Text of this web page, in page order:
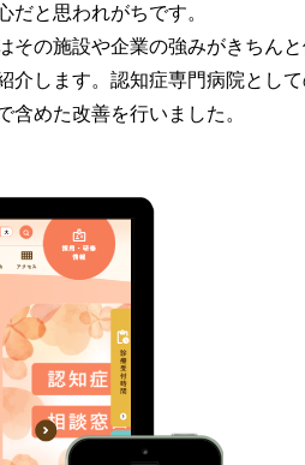
と思われがちです。
の施設や企業の強みがきちん
介します。認知症専門病院とし
めた改善を行いました。